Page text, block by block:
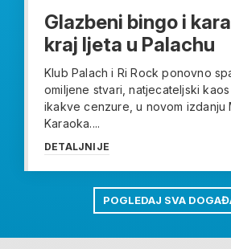
Glazbeni bingo i
kraj ljeta u Palachu
Klub Palach i Ri Rock ponovno
omiljene stvari, natjecateljski
ikakve cenzure, u novom izdanju
Karaoka....
DETALJNIJE
POGLEDAJ SVA